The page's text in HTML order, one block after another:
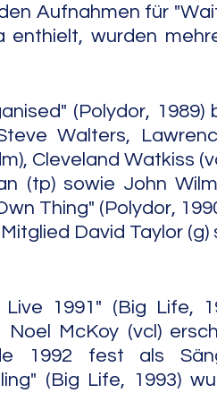
Aufnahmen für
enthielt, wurden
(Polydor, 1989)
Walters,
Cleveland Watkiss
(tp) sowie John
Thing" (Polydor,
David Taylor (g)
1991" (Big Life,
McKoy (vcl)
1992 fest als
(Big Life, 1993)